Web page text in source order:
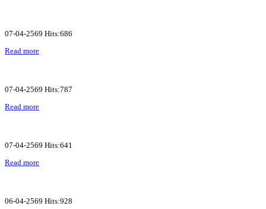
07-04-2569 Hits:686
Read more
07-04-2569 Hits:787
Read more
07-04-2569 Hits:641
Read more
06-04-2569 Hits:928